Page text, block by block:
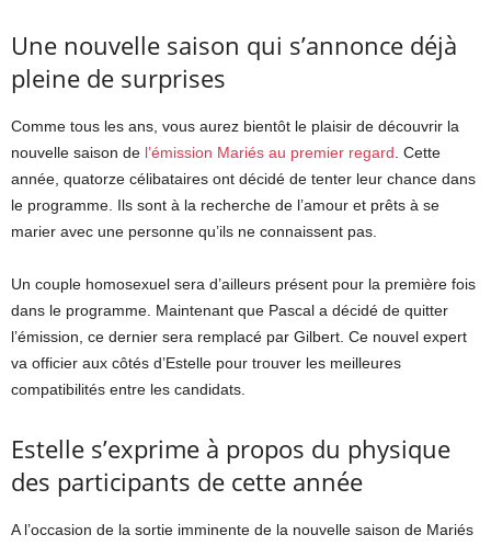
Une nouvelle saison qui s’annonce déjà
pleine de surprises
Comme tous les ans, vous aurez bientôt le plaisir de découvrir la
nouvelle saison de l’émission Mariés au premier regard. Cette
année, quatorze célibataires ont décidé de tenter leur chance dans
le programme. Ils sont à la recherche de l’amour et prêts à se
marier avec une personne qu’ils ne connaissent pas.
Un couple homosexuel sera d’ailleurs présent pour la première fois
dans le programme. Maintenant que Pascal a décidé de quitter
l’émission, ce dernier sera remplacé par Gilbert. Ce nouvel expert
va officier aux côtés d’Estelle pour trouver les meilleures
compatibilités entre les candidats.
Estelle s’exprime à propos du physique
des participants de cette année
A l’occasion de la sortie imminente de la nouvelle saison de Mariés